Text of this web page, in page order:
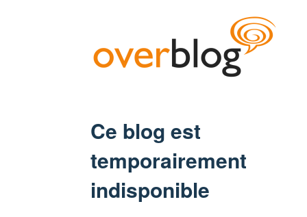
Ce blog est
temporairement
indisponible